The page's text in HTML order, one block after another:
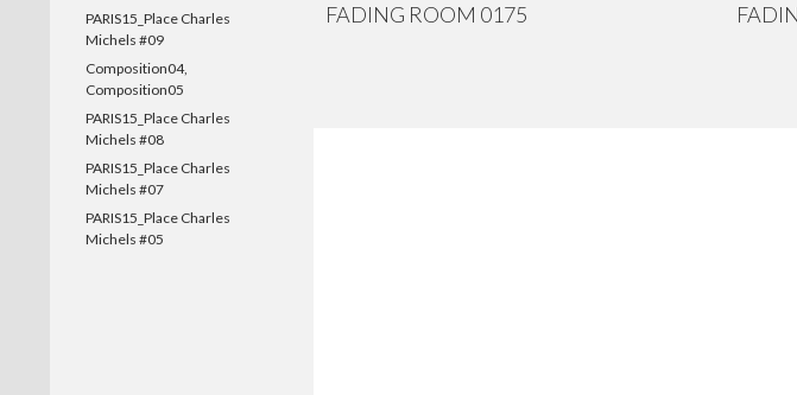
FADING ROOM 0175
PARIS15_Place Charles
Michels #09
Composition04,
Composition05
PARIS15_Place Charles
Michels #08
PARIS15_Place Charles
Michels #07
PARIS15_Place Charles
Michels #05